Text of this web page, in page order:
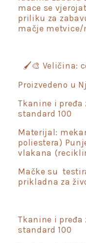
mace se
priliku za
mačje
🖌️🎨 Veličina:
Proizvedeno u
Tkanine i pređa
standard 100
Materijal:
poliestera)
vlakana
Mačke su
prikladna za
Tkanine i pređa
standard 100